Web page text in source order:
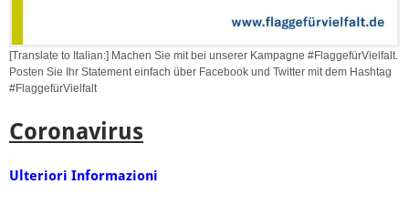
[Translate to Italian:] Machen Sie mit bei unserer Kampagne #FlaggefürVielfalt.
Posten Sie Ihr Statement einfach über Facebook und Twitter mit dem Hashtag
#FlaggefürVielfalt
Coronavirus
Ulteriori Informazioni